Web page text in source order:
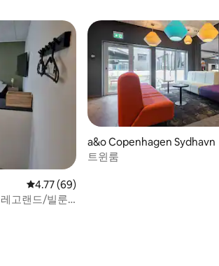
평점 4.77점(5점 만점), 후기 69개
4.77 (69)
고랜드/빌룬
a&o Copenhagen Sydhavn
트윈룸